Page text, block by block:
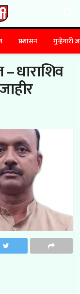
प्रशासन गुन्हेगारी
धाराशिव